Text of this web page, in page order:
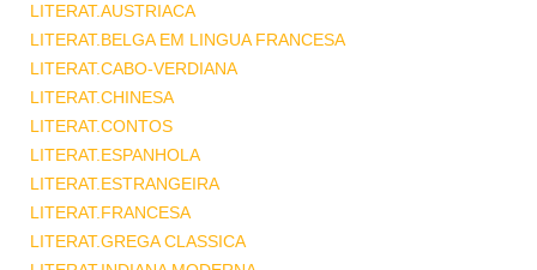
LITERAT.AUSTRIACA
LITERAT.BELGA EM LINGUA FRANCESA
LITERAT.CABO-VERDIANA
LITERAT.CHINESA
LITERAT.CONTOS
LITERAT.ESPANHOLA
LITERAT.ESTRANGEIRA
LITERAT.FRANCESA
LITERAT.GREGA CLASSICA